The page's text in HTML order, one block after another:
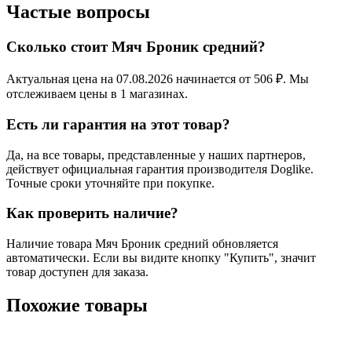
Частые вопросы
Сколько стоит Мяч Броник средний?
Актуальная цена на 07.08.2026 начинается от 506 ₽. Мы
отслеживаем цены в 1 магазинах.
Есть ли гарантия на этот товар?
Да, на все товары, представленные у наших партнеров,
действует официальная гарантия производителя Doglike.
Точные сроки уточняйте при покупке.
Как проверить наличие?
Наличие товара Мяч Броник средний обновляется
автоматически. Если вы видите кнопку "Купить", значит
товар доступен для заказа.
Похожие товары